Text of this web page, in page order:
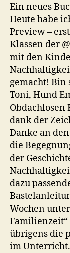
Ein neues
Heute habe
Preview –
Klassen der
mit den
gemacht! Bin
Toni, Hund
Obdachlosen
dank der
Danke an
die
der
dazu
Wochen
Familienzeit“
übrigens die
im Unterricht.